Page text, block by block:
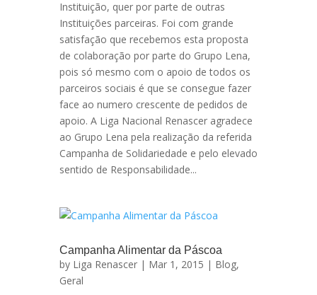
Instituição, quer por parte de outras
Instituições parceiras. Foi com grande
satisfação que recebemos esta proposta
de colaboração por parte do Grupo Lena,
pois só mesmo com o apoio de todos os
parceiros sociais é que se consegue fazer
face ao numero crescente de pedidos de
apoio. A Liga Nacional Renascer agradece
ao Grupo Lena pela realização da referida
Campanha de Solidariedade e pelo elevado
sentido de Responsabilidade...
Campanha Alimentar da Páscoa
by Liga Renascer | Mar 1, 2015 | Blog,
Geral